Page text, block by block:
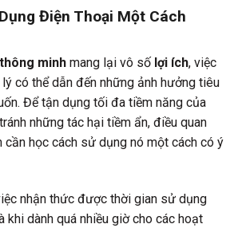
Điện Thoại Một Cách
minh mang lại vô số lợi ích, việc
có thể dẫn đến những ảnh hưởng tiêu
Để tận dụng tối đa tiềm năng của
những tác hại tiềm ẩn, điều quan
cần học cách sử dụng nó một cách có ý
nhận thức được thời gian sử dụng
khi dành quá nhiều giờ cho các hoạt